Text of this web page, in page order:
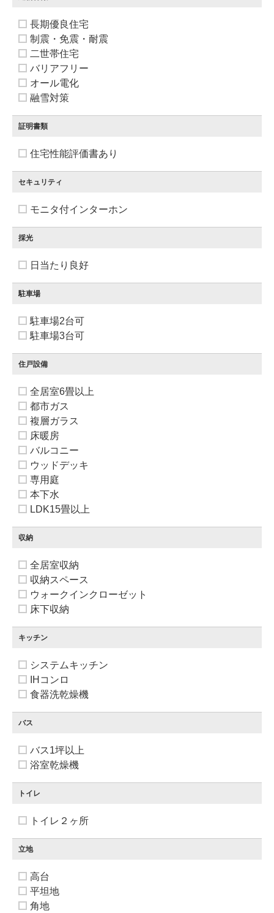
長期優良住宅
制震・免震・耐震
二世帯住宅
バリアフリー
オール電化
融雪対策
証明書類
住宅性能評価書あり
セキュリティ
モニタ付インターホン
採光
日当たり良好
駐車場
駐車場2台可
駐車場3台可
住戸設備
全居室6畳以上
都市ガス
複層ガラス
床暖房
バルコニー
ウッドデッキ
専用庭
本下水
LDK15畳以上
収納
全居室収納
収納スペース
ウォークインクローゼット
床下収納
キッチン
システムキッチン
IHコンロ
食器洗乾燥機
バス
バス1坪以上
浴室乾燥機
トイレ
トイレ２ヶ所
立地
高台
平坦地
角地